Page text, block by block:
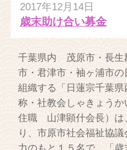
2017年12月14日
歳末助け合い募金
千葉県内 茂原市・長生
市・君津市・袖ヶ浦市
組織する「日蓮宗千葉
称・社教会しゃきょう
住職 山津顕什会長）は
り、市原市社会福祉協
力のもと１５名で、「歳